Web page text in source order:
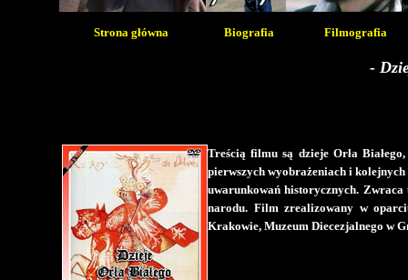
Strona główna Biografia Filmografia
-
Treścią filmu są dzieje Orła
pierwszych wyobrażeniach i
uwarunkowań historycznych.
narodu. Film zrealizowany w
Krakowie, Muzeum Diecezjalnego w